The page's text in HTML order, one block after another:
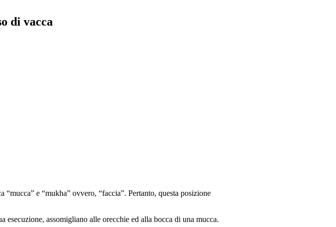
di vacca
e “mukha” ovvero, “faccia”. Pertanto, questa posizione
esecuzione, assomigliano alle orecchie ed alla bocca di una mucca.